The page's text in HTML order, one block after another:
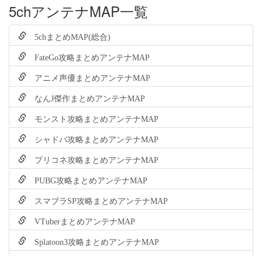
5chアンテナMAP一覧
5chまとめMAP(総合)
FateGo攻略まとめアンテナMAP
アニメ声優まとめアンテナMAP
なんJ傑作まとめアンテナMAP
モンスト攻略まとめアンテナMAP
シャドバ攻略まとめアンテナMAP
プリコネ攻略まとめアンテナMAP
PUBG攻略まとめアンテナMAP
スマブラSP攻略まとめアンテナMAP
VTuberまとめアンテナMAP
Splatoon3攻略まとめアンテナMAP